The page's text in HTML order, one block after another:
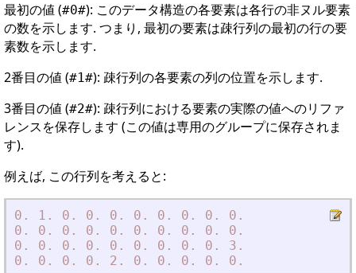
最初の値 (#0#): このデータ構造の各要素は各行の非ヌル要素
の数を示します. つまり, 最初の要素は疎行列の最初の行の要
素数を示します.
2番目の値 (#1#): 疎行列の各要素の列の位置を示します.
3番目の値 (#2#): 疎行列における要素の実際の値へのリファ
レンスを保存します (この値は専用のグループに保存されま
す).
例えば, この行列を考えると:
0. 1. 0. 0. 0. 0. 0. 0. 0.
0.
0.
0. 0. 0. 0. 0. 0. 0. 0.
0.
0.
0. 0. 0. 0. 0. 0. 0. 0.
3.
0.
0. 0. 0. 2. 0. 0. 0. 0. 0.